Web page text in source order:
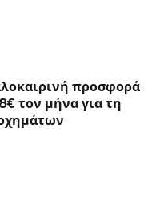
προσφορά
τον μήνα για τη